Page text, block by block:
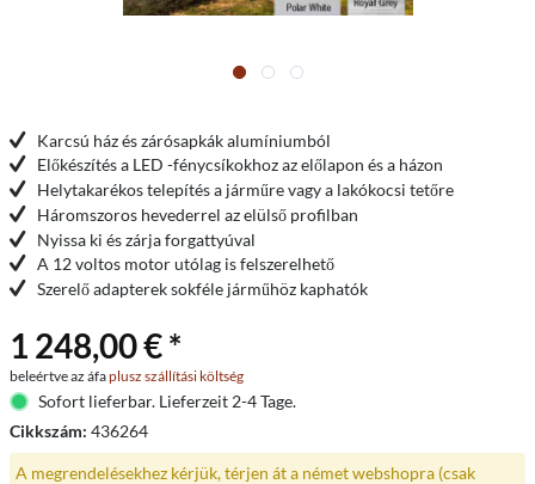
Karcsú ház és zárósapkák alumíniumból
Előkészítés a LED -fénycsíkokhoz az előlapon és a házon
Helytakarékos telepítés a járműre vagy a lakókocsi tetőre
Háromszoros hevederrel az elülső profilban
Nyissa ki és zárja forgattyúval
A 12 voltos motor utólag is felszerelhető
Szerelő adapterek sokféle járműhöz kaphatók
1 248,00 € *
beleértve az áfaplusz szállítási költség
Sofort lieferbar. Lieferzeit 2-4 Tage.
Cikkszám: 436264
A megrendelésekhez kérjük, térjen át a német webshopra (csak